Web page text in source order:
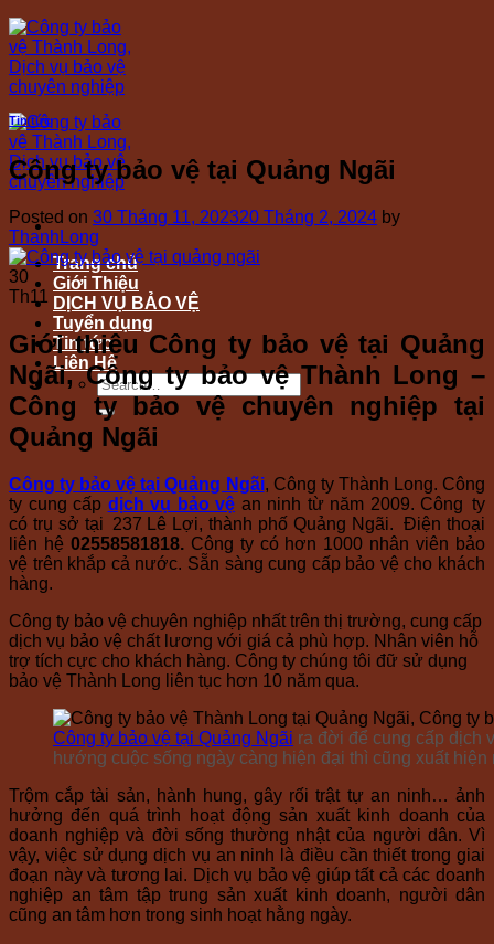
Skip
to
content
Trang chủ
Giới Thiệu
DỊCH VỤ BẢO VỆ
Tuyển dụng
Tin tức
Liên Hệ
Tin tức
Công ty bảo vệ tại Quảng Ngãi
Posted on 30 Tháng 11, 202320 Tháng 2, 2024 by
ThanhLong
30
Th11
Giới thiệu Công ty bảo vệ tại Quảng
Ngãi, Công ty bảo vệ Thành Long –
Công ty bảo vệ chuyên nghiệp tại
Quảng Ngãi
Công ty bảo vệ tại Quảng Ngãi, Công ty Thành Long. Công
ty cung cấp dịch vụ bảo vệ an ninh từ năm 2009. Công ty
có trụ sở tại 237 Lê Lợi, thành phố Quảng Ngãi. Điện thoại
liên hệ 02558581818. Công ty có hơn 1000 nhân viên bảo
vệ trên khắp cả nước. Sẵn sàng cung cấp bảo vệ cho khách
hàng.
Công ty bảo vệ chuyên nghiệp nhất trên thị trường, cung cấp
dịch vụ bảo vệ chất lương với giá cả phù hợp. Nhân viên hỗ
trợ tích cực cho khách hàng. Công ty chúng tôi đữ sử dụng
bảo vệ Thành Long liên tục hơn 10 năm qua.
Công ty bảo vệ tại Quảng Ngãi ra đời để cung cấp dịch
hướng cuộc sống ngày càng hiện đại thì cũng xuất
Trộm cắp tài sản, hành hung, gây rối trật tự an ninh… ảnh
hưởng đến quá trình hoạt động sản xuất kinh doanh của
doanh nghiệp và đời sống thường nhật của người dân. Vì
vậy, việc sử dụng dịch vụ an ninh là điều cần thiết trong giai
đoạn này và tương lai. Dịch vụ bảo vệ giúp tất cả các doanh
nghiệp an tâm tập trung sản xuất kinh doanh, người dân
cũng an tâm hơn trong sinh hoạt hằng ngày.